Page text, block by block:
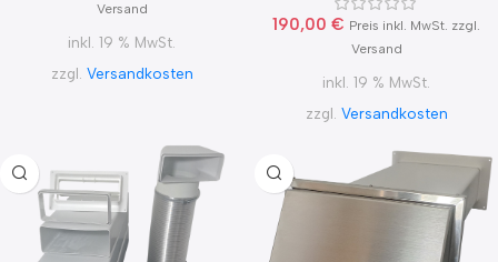
Versand
inkl. 19 % MwSt.
zzgl. Versandkosten
190,00 € Preis inkl. MwSt. zzgl.
Versand
inkl. 19 % MwSt.
zzgl. Versandkosten